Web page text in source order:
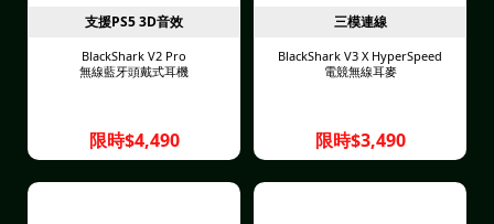
支援PS5 3D音效
BlackShark V2 Pro
無線藍牙頭戴式耳機
限時$4,490
三模連線
BlackShark V3 X HyperSpeed
電競無線耳麥
限時$3,490